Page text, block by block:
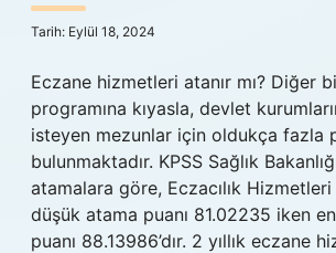
Tarih: Eylül 18, 2024
Eczane hizmetleri atanır mı? Diğer
programına kıyasla, devlet
isteyen mezunlar için oldukça fazla
bulunmaktadır. KPSS Sağlık
atamalara göre, Eczacılık
düşük atama puanı 81.02235 iken
puanı 88.13986’dır. 2 yıllık eczane